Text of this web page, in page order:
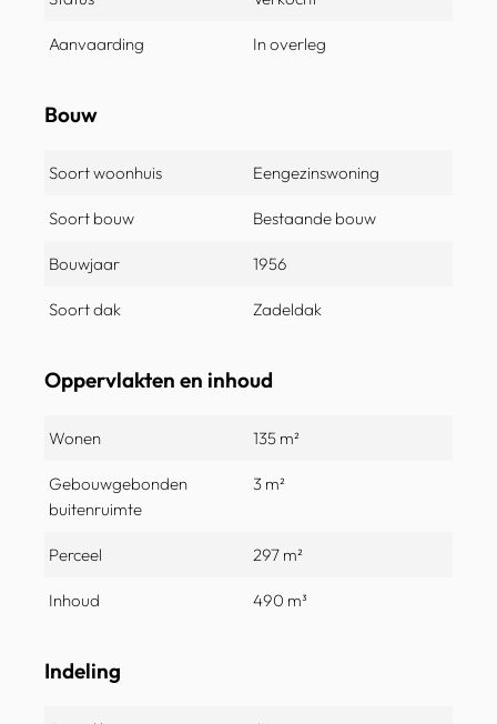
Aanvaarding In overleg
Bouw
Soort woonhuis Eengezinswoning
Soort bouw Bestaande bouw
Bouwjaar 1956
Soort dak Zadeldak
Oppervlakten en inhoud
Wonen 135 m²
Gebouwgebonden
buitenruimte
3 m²
Perceel 297 m²
Inhoud 490 m³
Indeling